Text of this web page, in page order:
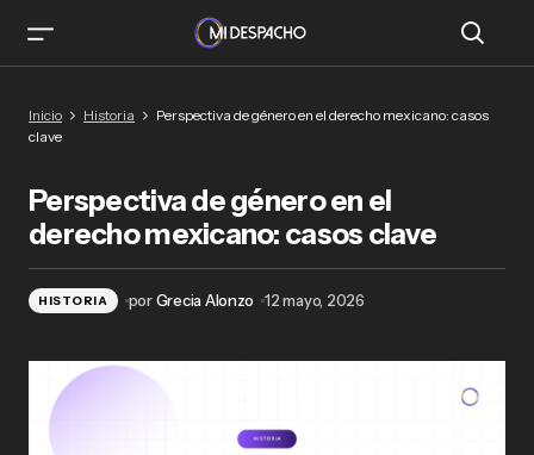
mexicano: casos clave
Inicio Historia
Perspectiva de género en el derecho mexicano: casos
clave
Perspectiva de género en el
derecho mexicano: casos clave
HISTORIA porGrecia Alonzo 12 mayo, 2026